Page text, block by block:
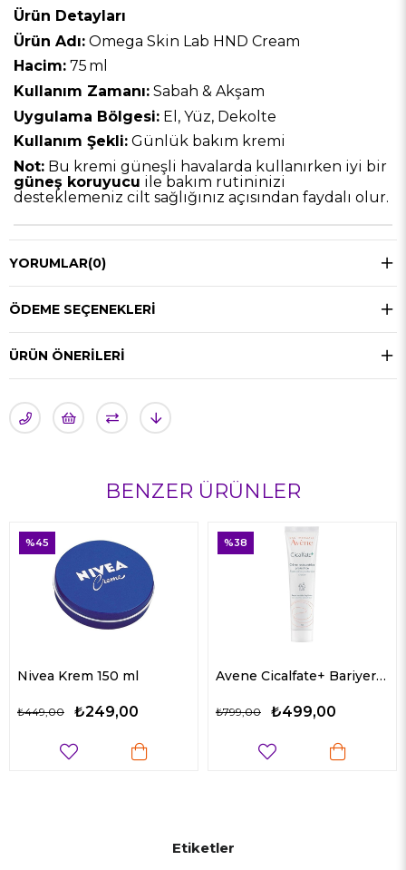
Ürün Detayları
Ürün Adı: Omega Skin Lab HND Cream
Hacim: 75 ml
Kullanım Zamanı: Sabah & Akşam
Uygulama Bölgesi: El, Yüz, Dekolte
Kullanım Şekli: Günlük bakım kremi
Not: Bu kremi güneşli havalarda kullanırken iyi bir
güneş koruyucu ile bakım rutininizi
desteklemeniz cilt sağlığınız açısından faydalı olur.
YORUMLAR(0)
ÖDEME SEÇENEKLERI
ÜRÜN ÖNERILERI
BENZER ÜRÜNLER
Avene Cicalfate+ Bariyer Onarıcı Krem 40 ml
₺499,00
₺799,00
%38
₺949,00
%28
Etiketler